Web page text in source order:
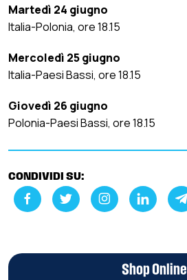
Martedì 24 giugno
Italia-Polonia, ore 18.15
Mercoledì 25 giugno
Italia-Paesi Bassi, ore 18.15
Giovedì 26 giugno
Polonia-Paesi Bassi, ore 18.15
CONDIVIDI SU:
Shop Online